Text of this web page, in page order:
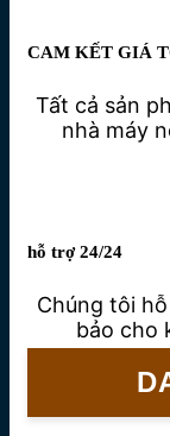
CAM KẾT GIÁ
Tất cả sản
nhà máy
hỗ trợ 24/24
Chúng tôi
bảo cho